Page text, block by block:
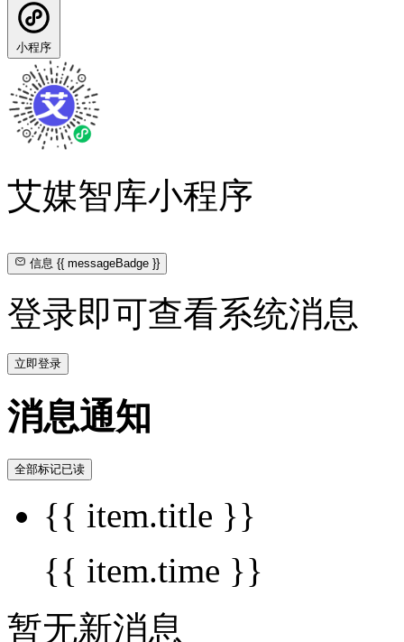
小程序
艾媒智库小程序
信息{{ messageBadge }}
登录即可查看系统消息
立即登录
消息通知
全部标记已读
{{ item.title }}
{{ item.time }}
暂无新消息